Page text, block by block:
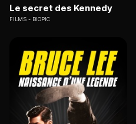
Le secret des Kennedy
FILMS BIOPIC